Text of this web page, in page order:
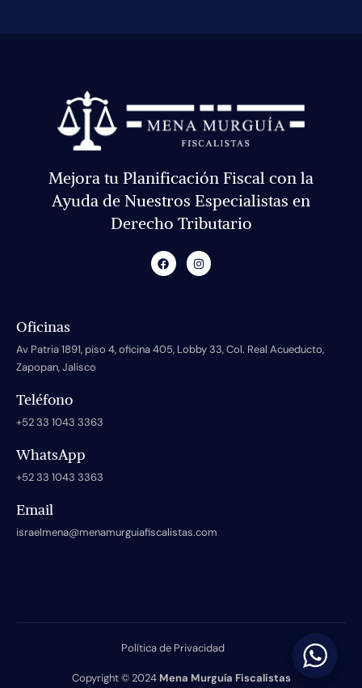
Mejora tu Planificación Fiscal con la
Ayuda de Nuestros Especialistas en
Derecho Tributario
Oficinas
Av Patria 1891, piso 4, oficina 405, Lobby 33, Col. Real Acueducto,
Zapopan, Jalisco
Teléfono
+52 33 1043 3363
WhatsApp
+52 33 1043 3363
Email
israelmena@menamurguiafiscalistas.com
Copyright © 2024 Mena Murguía Fiscalistas
Política de Privacidad